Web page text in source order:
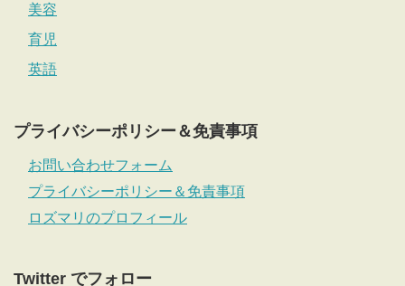
美容
育児
英語
プライバシーポリシー＆免責事項
お問い合わせフォーム
プライバシーポリシー＆免責事項
ロズマリのプロフィール
Twitter でフォロー